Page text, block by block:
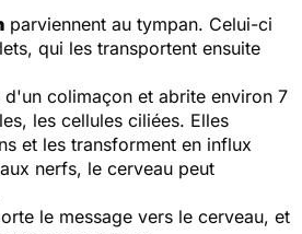
parviennent au tympan. Celui-ci
qui les transportent ensuite
colimaçon et abrite environ 7
les cellules ciliées. Elles
et les transforment en influx
nerfs, le cerveau peut
le message vers le cerveau, et